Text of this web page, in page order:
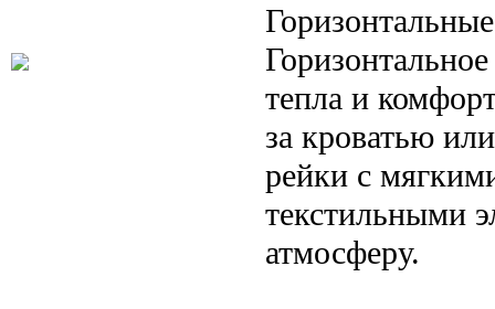
тепла и
за кроватью
рейки с
текстильными
атмосферу.